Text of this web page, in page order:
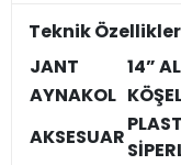
Teknik Özellikler
JANT
14”
AYNAKOL
AKSESUAR